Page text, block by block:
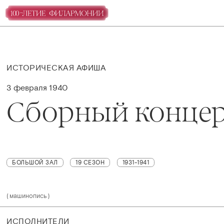
ИСТОРИЧЕСКАЯ АФИША
3 февраля 1940
Сборный
БОЛЬШОЙ ЗАЛ 19 СЕЗОН 1931-1941
(машинопись)
ИСПОЛНИТЕЛИ